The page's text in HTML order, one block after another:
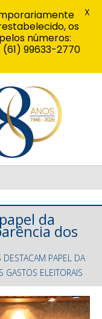
da
dos
DESTACAM PAPEL DA
GASTOS ELEITORAIS
os
números:
(61) 99633-2770
X